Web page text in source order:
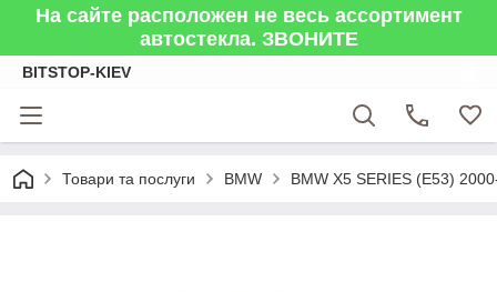
На сайте расположен не весь ассортимент
автостекла. ЗВОНИТЕ
BITSTOP-KIEV
Товари та послуги BMW BMW X5 SERIES (E53)